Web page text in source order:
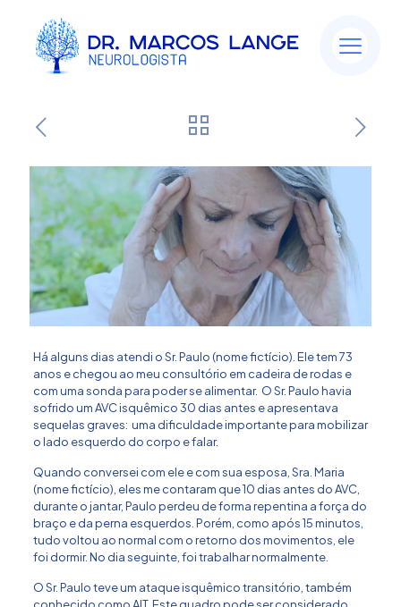
Você sabe o que é AIT?
Há alguns dias atendi o Sr. Paulo (nome fictício). Ele tem 73
anos e chegou ao meu consultório em cadeira de rodas e
com uma sonda para poder se alimentar. O Sr. Paulo havia
sofrido um AVC isquêmico 30 dias antes e apresentava
sequelas graves: uma dificuldade importante para mobilizar
o lado esquerdo do corpo e falar.
Quando conversei com ele e com sua esposa, Sra. Maria
(nome fictício), eles me contaram que 10 dias antes do AVC,
durante o jantar, Paulo perdeu de forma repentina a força do
braço e da perna esquerdos. Porém, como após 15 minutos,
tudo voltou ao normal com o retorno dos movimentos, ele
foi dormir. No dia seguinte, foi trabalhar normalmente.
O Sr. Paulo teve um ataque isquêmico transitório, também